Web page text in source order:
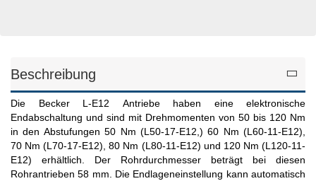
Beschreibung
Die Becker L-E12 Antriebe haben eine elektronische
Endabschaltung und sind mit Drehmomenten von 50 bis 120 Nm
in den Abstufungen 50 Nm (L50-17-E12,) 60 Nm (L60-11-E12),
70 Nm (L70-17-E12), 80 Nm (L80-11-E12) und 120 Nm (L120-11-
E12) erhältlich. Der Rohrdurchmesser beträgt bei diesen
Rohrantrieben 58 mm. Die Endlageneinstellung kann automatisch